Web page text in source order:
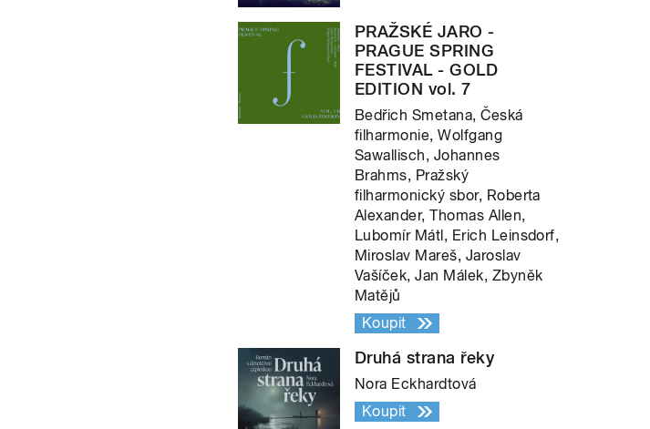
PRAŽSKÉ JARO -
PRAGUE SPRING
FESTIVAL - GOLD
EDITION vol. 7
Bedřich Smetana, Česká
filharmonie, Wolfgang
Sawallisch, Johannes
Brahms, Pražský
filharmonický sbor, Roberta
Alexander, Thomas Allen,
Lubomír Mátl, Erich Leinsdorf,
Miroslav Mareš, Jaroslav
Vašíček, Jan Málek, Zbyněk
Matějů
Koupit
Druhá strana řeky
Nora Eckhardtová
Koupit